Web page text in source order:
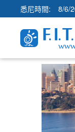
悉尼時間: 8/6/